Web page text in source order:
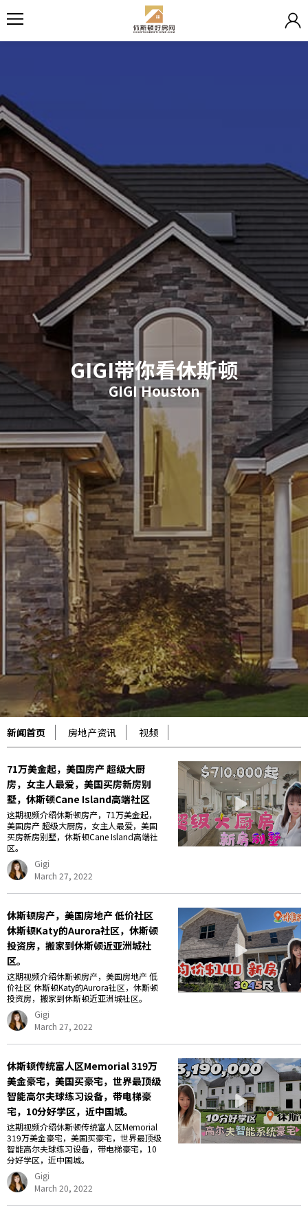
GIGI带你看休斯顿
GIGI Houston
新闻首页 房地产资讯 视频
71万美金起，美国房产 超级大厨
房，女主人最爱，美国买房新房别
墅，休斯顿Cane Island高端社区
这期视频介绍休斯顿房产，71万美金起，
美国房产 超级大厨房，女主人最爱，美国
买房新房别墅，休斯顿Cane Island高端社
区。
Gigi
March 27, 2022
休斯顿房产，美国房地产 低价社区
休斯顿Katy的Aurora社区，休斯顿
投资房，搬家到休斯顿近亚洲城社
区。
这期视频介绍休斯顿房产，美国房地产 低
价社区 休斯顿Katy的Aurora社区，休斯顿
投资房，搬家到休斯顿近亚洲城社区。
Gigi
March 27, 2022
休斯顿传统富人区Memorial 319万
美金豪宅，美国买豪宅，世界最顶级
智能高尔夫球练习设备，带电梯豪
宅，10分好学区，近中国城。
这期视频介绍休斯顿传统富人区Memorial
319万美金豪宅，美国买豪宅，世界最顶级
智能高尔夫球练习设备，带电梯豪宅，10
分好学区，近中国城。
Gigi
March 20, 2022